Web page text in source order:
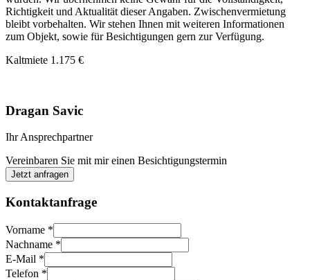
Richtigkeit und Aktualität dieser Angaben. Zwischenvermietung
bleibt vorbehalten. Wir stehen Ihnen mit weiteren Informationen
zum Objekt, sowie für Besichtigungen gern zur Verfügung.
Kaltmiete 1.175 €
Dragan Savic
Ihr Ansprechpartner
Vereinbaren Sie mit mir einen Besichtigungstermin
Jetzt anfragen
Kontaktanfrage
Vorname *
Nachname *
E-Mail *
Telefon *